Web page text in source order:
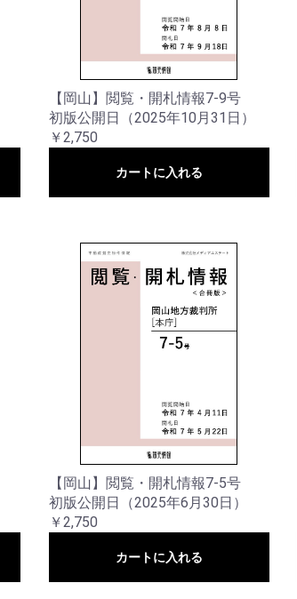
【岡山】閲覧・開札情報7-9号
初版公開日（2025年10月31日）
￥2,750
カートに入れる
【岡山】閲覧・開札情報7-5号
初版公開日（2025年6月30日）
￥2,750
カートに入れる